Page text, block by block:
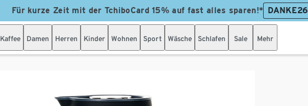
Für kurze Zeit mit der TchiboCard 15% auf fast alles sparen!* DANKE26
Kaffee Damen Herren Kinder Wohnen Sport Wäsche Schlafen Sale Mehr